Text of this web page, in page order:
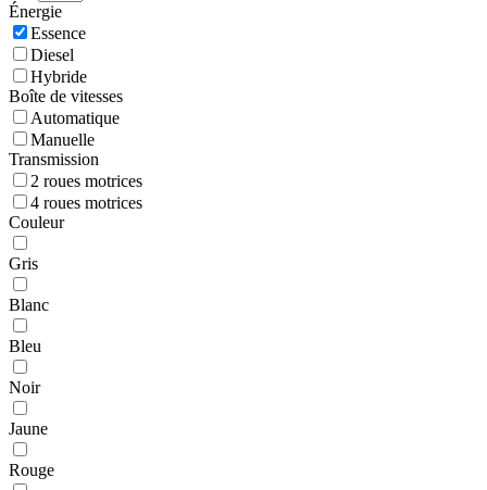
Énergie
Essence
Diesel
Hybride
Boîte de vitesses
Automatique
Manuelle
Transmission
2 roues motrices
4 roues motrices
Couleur
Gris
Blanc
Bleu
Noir
Jaune
Rouge